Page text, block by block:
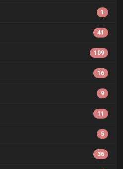
1
41
109
16
9
11
5
36